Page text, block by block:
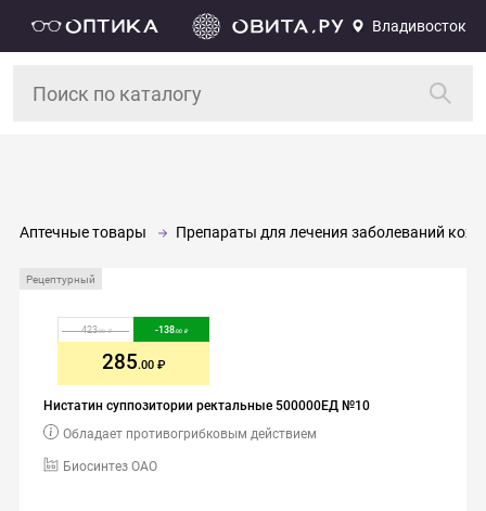
Владивосток
Аптечные товары Препараты для лечения заболеваний
Рецептурный
Нистатин суппозитории ректальные 500000ЕД №10
Биосинтез ОАО
Обладает противогрибковым действием
423.00 -138.00
285.00